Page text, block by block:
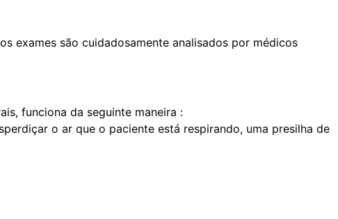
exames são cuidadosamente analisados por médicos
funciona da seguinte maneira :
o ar que o paciente está respirando, uma presilha de